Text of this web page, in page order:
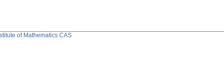
of Mathematics CAS